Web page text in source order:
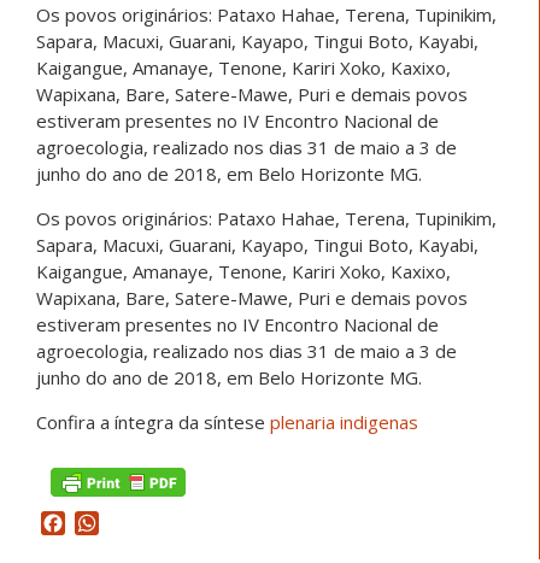
Os povos originários: Pataxo Hahae, Terena, Tupinikim,
Sapara, Macuxi, Guarani, Kayapo, Tingui Boto, Kayabi,
Kaigangue, Amanaye, Tenone, Kariri Xoko, Kaxixo,
Wapixana, Bare, Satere-Mawe, Puri e demais povos
estiveram presentes no IV Encontro Nacional de
agroecologia, realizado nos dias 31 de maio a 3 de
junho do ano de 2018, em Belo Horizonte MG.
Os povos originários: Pataxo Hahae, Terena, Tupinikim,
Sapara, Macuxi, Guarani, Kayapo, Tingui Boto, Kayabi,
Kaigangue, Amanaye, Tenone, Kariri Xoko, Kaxixo,
Wapixana, Bare, Satere-Mawe, Puri e demais povos
estiveram presentes no IV Encontro Nacional de
agroecologia, realizado nos dias 31 de maio a 3 de
junho do ano de 2018, em Belo Horizonte MG.
Confira a íntegra da síntese plenaria indigenas
Facebook